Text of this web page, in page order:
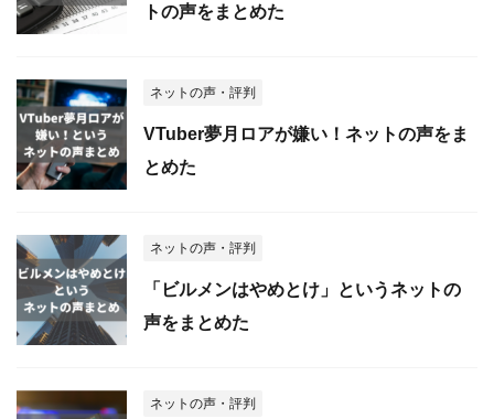
トの声をまとめた
ネットの声・評判
VTuber夢月ロアが嫌い！ネットの声をま
とめた
ネットの声・評判
「ビルメンはやめとけ」というネットの
声をまとめた
ネットの声・評判